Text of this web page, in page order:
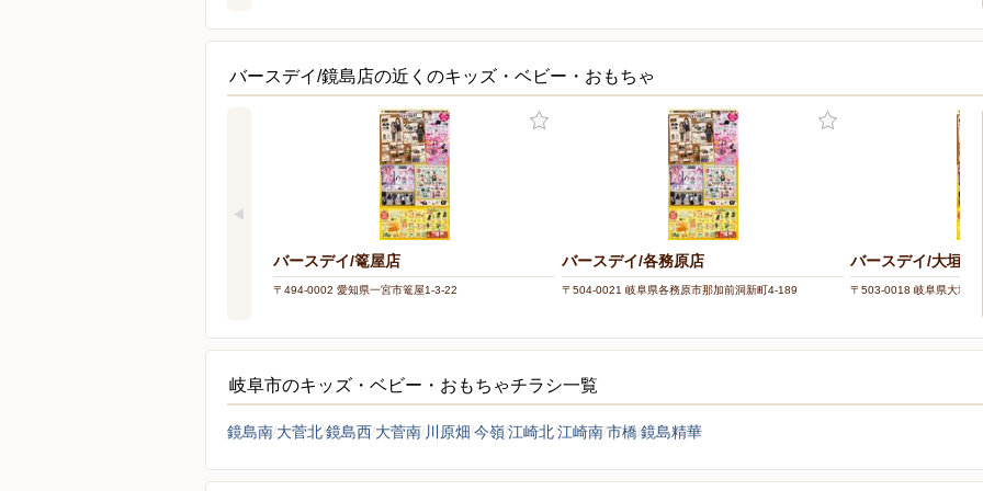
バースデイ/鏡島店の近くのキッズ・ベビー・おもちゃ
バースデイ/篭屋店
〒494-0002 愛知県一宮市篭屋1-3-22
バースデイ/各務原店
〒504-0021 岐阜県各務原市那加前洞新町4-189
バースデイ/大垣店
〒503-0018 岐阜県大垣市
岐阜市のキッズ・ベビー・おもちゃチラシ一覧
鏡島南 大菅北鏡島西 大菅南 川原畑 今嶺江崎北江崎南市橋鏡島精華